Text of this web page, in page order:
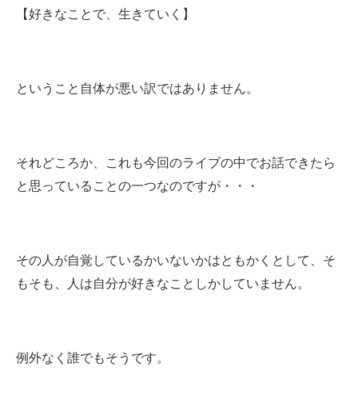
【好きなことで、生きていく】
ということ自体が悪い訳ではありません。
それどころか、これも今回のライブの中でお話できたら
と思っていることの一つなのですが・・・
その人が自覚しているかいないかはともかくとして、そ
もそも、人は自分が好きなことしかしていません。
例外なく誰でもそうです。